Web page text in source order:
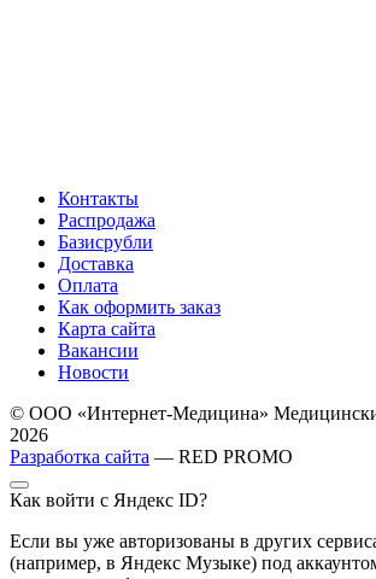
Контакты
Распродажа
Базисрубли
Доставка
Оплата
Как оформить заказ
Карта сайта
Вакансии
Новости
© ООО «Интернет-Медицина»
2026
Разработка сайта — RED PROMO
Как войти с Яндекс ID?
Если вы уже авторизованы в других
(например, в Яндекс Музыке) под